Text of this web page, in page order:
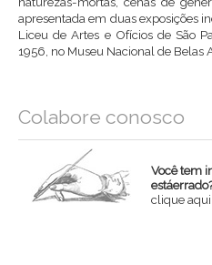
apresentada em duas exposições
Liceu de Artes e Ofícios de São
1956, no Museu Nacional de Belas
Colabore conosco
Você tem
clique aqui